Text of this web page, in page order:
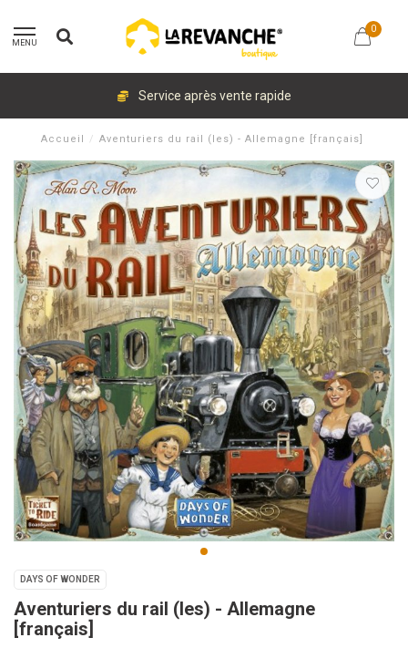
MENU
0
Service après vente rapide
Accueil / Aventuriers du rail (les) - Allemagne [français]
DAYS OF WONDER
Aventuriers du rail (les) - Allemagne
[français]